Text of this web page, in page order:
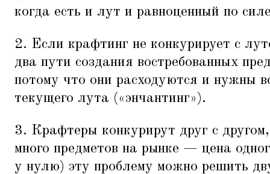
когда есть и лут и равноценный по
2. Если крафтинг не конкурирует с
два пути создания востребованных
потому что они расходуются и нужны
текущего лута («энчантинг»).
3. Крафтеры конкурирут друг с
много предметов на рынке — цена
у нулю) эту проблему можно решить